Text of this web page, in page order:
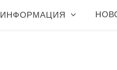
ИНФОРМАЦИЯ